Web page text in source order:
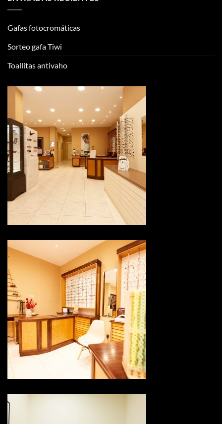
Gafas fotocromáticas
Sorteo gafa Tiwi
Toallitas antivaho